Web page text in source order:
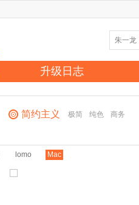
升级日志
简约主义 极简 纯色 商务
lomo Mac